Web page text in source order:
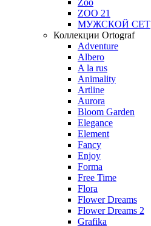
Zoo
ZOO 21
МУЖСКОЙ СЕТ
Коллекции Ortograf
Adventure
Albero
A la rus
Animality
Artline
Aurora
Bloom Garden
Elegance
Element
Fancy
Enjoy
Forma
Free Time
Flora
Flower Dreams
Flower Dreams 2
Grafika